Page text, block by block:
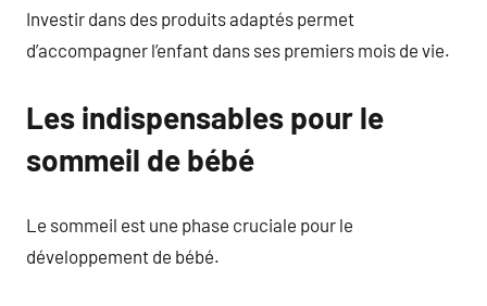
Investir dans des produits adaptés permet
d’accompagner l’enfant dans ses premiers mois de vie.
Les indispensables pour le
sommeil de bébé
Le sommeil est une phase cruciale pour le
développement de bébé.